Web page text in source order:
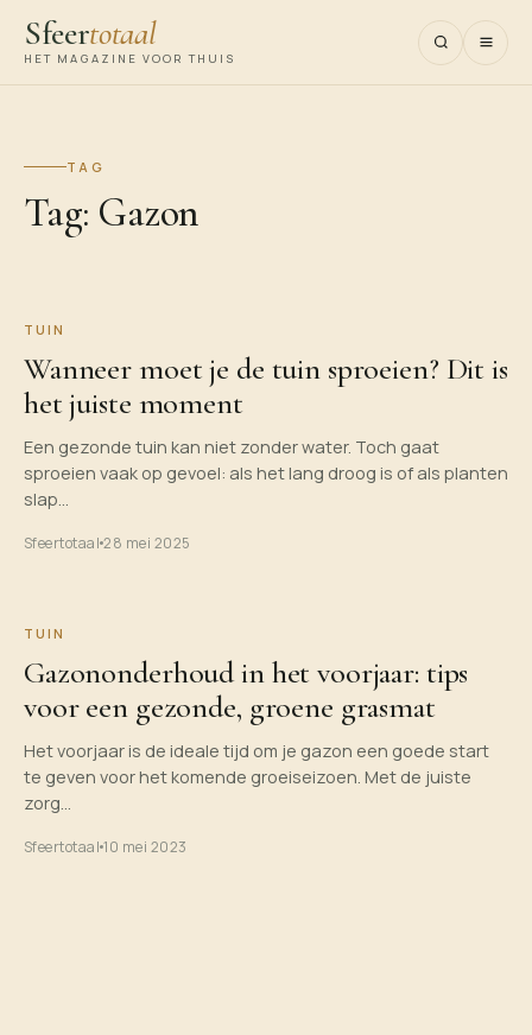
Sfeertotaal
HET MAGAZINE VOOR THUIS
TAG
Tag: Gazon
TUIN
Wanneer moet je de tuin sproeien? Dit is
het juiste moment
Een gezonde tuin kan niet zonder water. Toch gaat
sproeien vaak op gevoel: als het lang droog is of als planten
slap…
Sfeertotaal28 mei 2025
TUIN
Gazononderhoud in het voorjaar: tips
voor een gezonde, groene grasmat
Het voorjaar is de ideale tijd om je gazon een goede start
te geven voor het komende groeiseizoen. Met de juiste
zorg…
Sfeertotaal10 mei 2023